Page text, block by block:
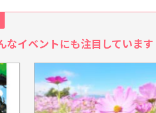
イベントにも注目しています